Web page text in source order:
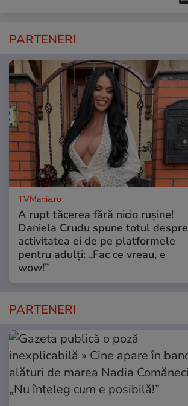
PARTENERI
TVMania.ro
A rupt tăcerea fără nicio rușine!
Daniela Crudu spune totul despre
activitatea ei de pe platformele
pentru adulți: „Fac ce vreau, e
wow!”
PARTENERI